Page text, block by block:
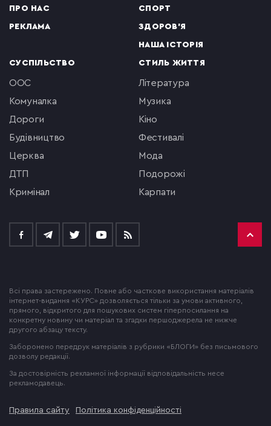
ПРО НАС
РЕКЛАМА
СПОРТ
ЗДОРОВ'Я
НАША ІСТОРІЯ
СУСПІЛЬСТВО
ООС
комуналка
Дороги
будівництво
церква
ДТП
кримінал
СТИЛЬ ЖИТТЯ
література
музика
кіно
фестивалі
мода
подорожі
Карпати
Всі права застережено. Повне або часткове використання матеріалів
інтернет-видання «КУРС» дозволяється тільки за умови активного,
прямого, відкритого для пошукових систем гіперпосилання на
конкретну новину чи матеріал та згадки першоджерела не нижче
другого абзацу тексту.
Заборонено передрук матеріалів з рубрики «БЛОГИ» без письмового
дозволу редакції.
За достовірність рекламної інформації відповідальність несе
рекламодавець.
Правила сайту Політика конфіденційності